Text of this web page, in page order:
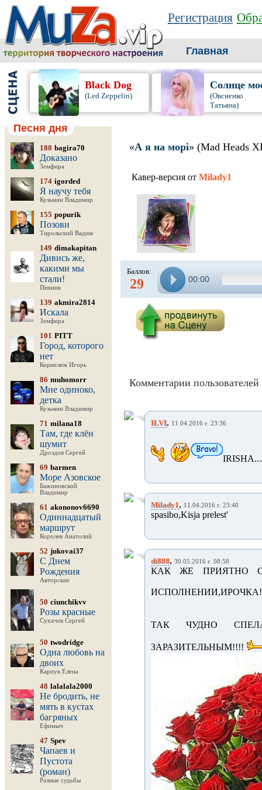
Регистрация
Главная
Black Dog
(Led Zeppelin)
Солнце
(Овсиенко
Татьяна)
Песня дня
188 bagira70
Доказано
Земфира
174 igorded
Я научу тебя
Кузьмин Владимир
155 popurik
Позови
Тирольский Вадим
149 dimakapitan
Дивись же,
какими мы
стали!
Пикник
139 akmira2814
Искала
Земфира
101 PITT
Город, которого
нет
Корнелюк Игорь
86 muhomorr
Мне одиноко,
детка
Кузьмин Владимир
71 milana18
Там, где клён
шумит
Дроздов Сергей
69 barmen
Море Азовское
Бажиновский
Владимир
61 akononov6690
Одиннадцатый
маршрут
Королев Анатолий
52 jukovai37
С Днем
Рождения
Авторские
50 ciunchikvv
Розы красные
Сухачев Сергей
50 twodridge
Одна любовь на
двоих
Карпук Елена
48 lalalala2000
Не бродить, не
мять в кустах
багряных
Ефимыч
47 Spev
Чапаев и
Пустота
(роман)
Разные судьбы
«А я на морі» (Mad Heads
Кавер-версия от Milady1
Баллов:
29 00:00
Комментарии пользователей
ILVI, 11.04.2016 г. 23:36
Milady1, 11.04.2016 г. 23:40
spasibo,Kisja prelest'
di888, 30.05.2016 г. 08:58
КАК ЖЕ ПРИЯТНО
ТАК ЧУДНО
ЗАРАЗИТЕЛЬНЫМ!!!!